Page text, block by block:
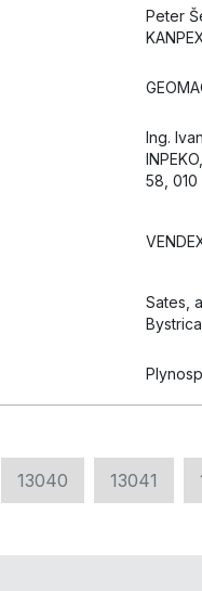
Peter
Ing.
58, 010
Sates,
Bystrica,
13040 13041